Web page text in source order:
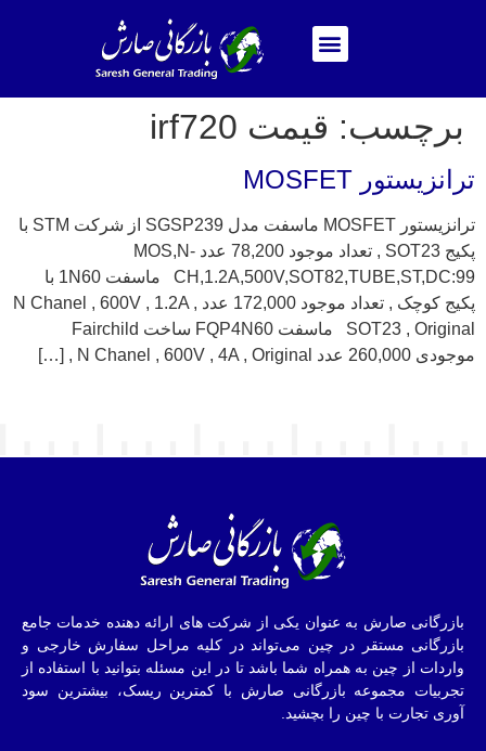
برچسب: قیمت irf720
ترانزیستور MOSFET
ترانزیستور MOSFET ماسفت مدل SGSP239 از شرکت STM با
پکیج SOT23 , تعداد موجود 78,200 عدد MOS,N-
CH,1.2A,500V,SOT82,TUBE,ST,DC:99 ماسفت 1N60 با
پکیج کوچک , تعداد موجود 172,000 عدد N Chanel , 600V , 1.2A ,
SOT23 , Original ماسفت FQP4N60 ساخت Fairchild
موجودی 260,000 عدد N Chanel , 600V , 4A , Original , […]
بازرگانی صارش به عنوان یکی از شرکت های ارائه دهنده خدمات جامع
بازرگانی مستقر در چین می‌تواند در کلیه مراحل سفارش خارجی و
واردات از چین به همراه شما باشد تا در این مسئله بتوانید با استفاده از
تجربیات مجموعه بازرگانی صارش با کمترین ریسک، بیشترین سود
آوری تجارت با چین را بچشید.